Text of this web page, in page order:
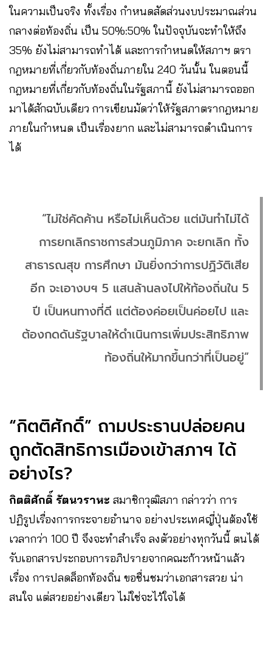
ในความเป็นจริง ทั้งเรื่อง กำหนดสัดส่วนงบประมาณส่วน
กลางต่อท้องถิ่น เป็น 50%:50% ในปัจจุบันจะทำให้ถึง
35% ยังไม่สามารถทำได้ และการกำหนดให้สภาฯ ตรา
กฎหมายที่เกี่ยวกับท้องถิ่นภายใน 240 วันนั้น ในตอนนี้
กฎหมายที่เกี่ยวกับท้องถิ่นในรัฐสภานี้ ยังไม่สามารถออก
มาได้สักฉบับเดียว การเขียนมัดว่าให้รัฐสภาตรากฎหมาย
ภายในกำหนด เป็นเรื่องยาก และไม่สามารถดำเนินการ
ได้
“ไม่ใช่คัดค้าน หรือไม่เห็นด้วย แต่มันทำไม่ได้
การยกเลิกราชการส่วนภูมิภาค จะยกเลิก ทั้ง
สาธารณสุข การศึกษา มันยิ่งกว่าการปฏิวัติเสีย
อีก จะเอางบฯ 5 แสนล้านลงไปให้ท้องถิ่นใน 5
ปี เป็นหนทางที่ดี แต่ต้องค่อยเป็นค่อยไป และ
ต้องกดดันรัฐบาลให้ดำเนินการเพิ่มประสิทธิภาพ
ท้องถิ่นให้มากขึ้นกว่าที่เป็นอยู่”
“กิตติศักดิ์” ถามประธานปล่อยคน
ถูกตัดสิทธิการเมืองเข้าสภาฯ ได้
อย่างไร?
กิตติศักดิ์ รัตนวราหะ สมาชิกวุฒิสภา กล่าวว่า การ
ปฏิรูปเรื่องการกระจายอำนาจ อย่างประเทศญี่ปุ่นต้องใช้
เวลากว่า 100 ปี จึงจะทำสำเร็จ ลงตัวอย่างทุกวันนี้ ตนได้
รับเอกสารประกอบการอภิปรายจากคณะก้าวหน้าแล้ว
เรื่อง การปลดล็อกท้องถิ่น ขอชื่นชมว่าเอกสารสวย น่า
สนใจ แต่สวยอย่างเดียว ไม่ใช่จะไว้ใจได้